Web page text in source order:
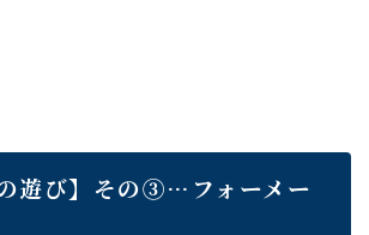
の遊び】その③…フォーメー